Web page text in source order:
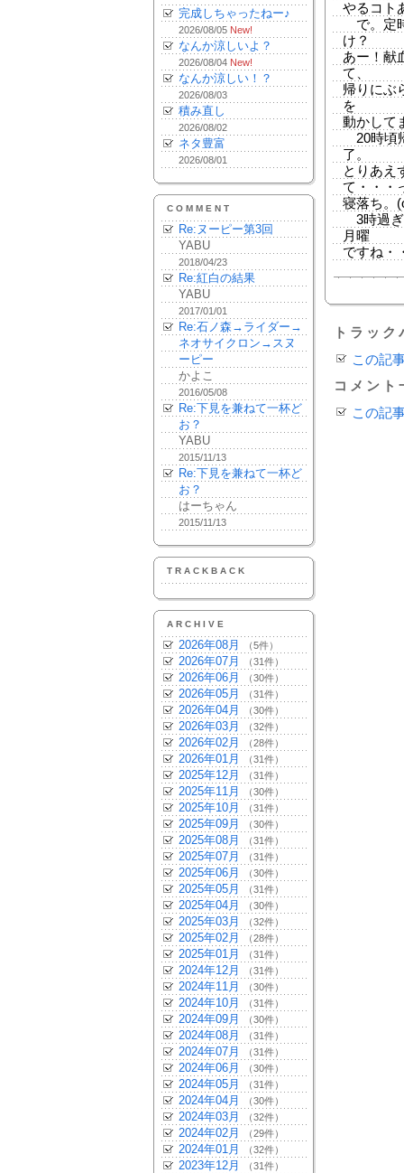
完成しちゃったねー♪
2026/08/05 New!
なんか涼しいよ？
2026/08/04 New!
なんか涼しい！？
2026/08/03
積み直し
2026/08/02
ネタ豊富
2026/08/01
COMMENT
Re:ヌーピー第3回
YABU
2018/04/23
Re:紅白の結果
YABU
2017/01/01
Re:石ノ森→ライダー→
ネオサイクロン→スヌ
ーピー
かよこ
2016/05/08
Re:下見を兼ねて一杯ど
お？
YABU
2015/11/13
Re:下見を兼ねて一杯ど
お？
はーちゃん
2015/11/13
TRACKBACK
ARCHIVE
2026年08月 （5件）
2026年07月 （31件）
2026年06月 （30件）
2026年05月 （31件）
2026年04月 （30件）
2026年03月 （32件）
2026年02月 （28件）
2026年01月 （31件）
2025年12月 （31件）
2025年11月 （30件）
2025年10月 （31件）
2025年09月 （30件）
2025年08月 （31件）
2025年07月 （31件）
2025年06月 （30件）
2025年05月 （31件）
2025年04月 （30件）
2025年03月 （32件）
2025年02月 （28件）
2025年01月 （31件）
2024年12月 （31件）
2024年11月 （30件）
2024年10月 （31件）
2024年09月 （30件）
2024年08月 （31件）
2024年07月 （31件）
2024年06月 （30件）
2024年05月 （31件）
2024年04月 （30件）
2024年03月 （32件）
2024年02月 （29件）
2024年01月 （32件）
2023年12月 （31件）
やるコト
で。定
け？
あー！献
て、
帰りにぶ
を
動かして
20時頃
了。
とりあえ
て・・・
寝落ち。
3時過ぎ
月曜
ですね・
トラッ
この記
コメント
この記